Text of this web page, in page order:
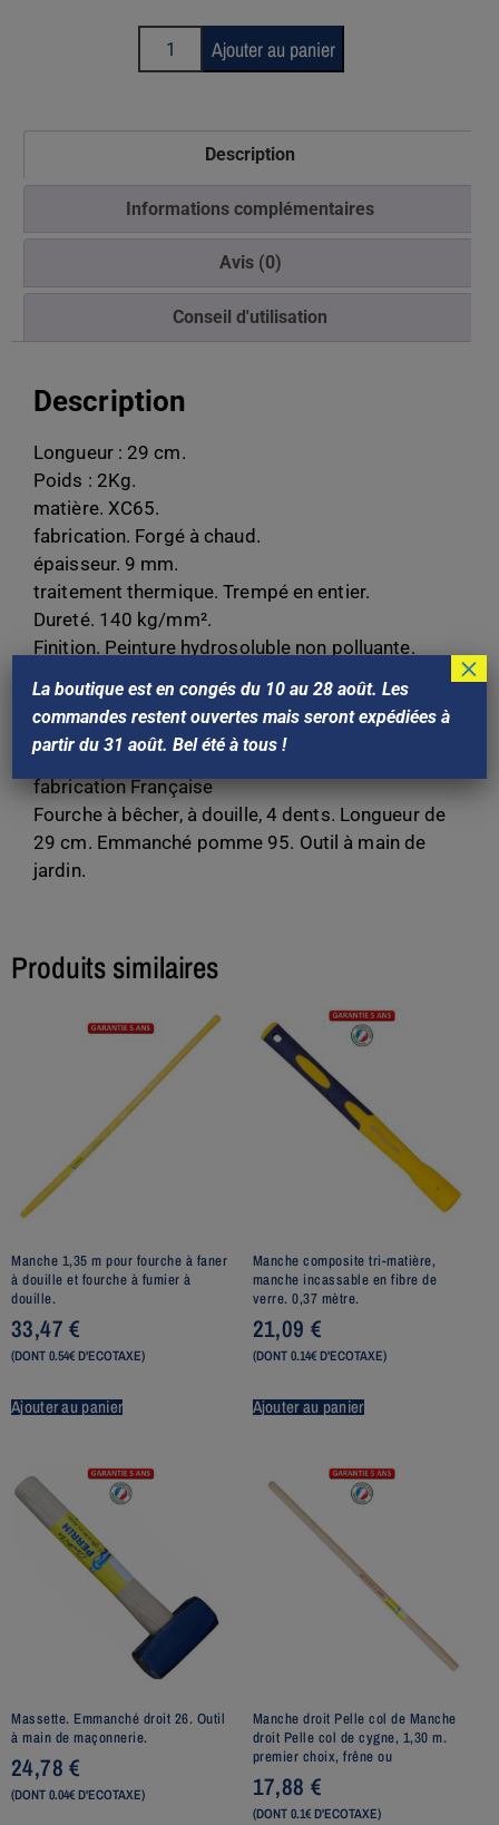
Ajouter au panier
Description
Informations complémentaires
Avis (0)
Conseil d'utilisation
Description
Longueur : 29 cm.
Poids : 2Kg.
matière. XC65.
fabrication. Forgé à chaud.
épaisseur. 9 mm.
traitement thermique. Trempé en entier.
Dureté. 140 kg/mm².
Finition. Peinture hydrosoluble non polluante.
Référence Perrin : 500509
Gencod: 3239045005092
Garantie 5 ans
fabrication Française
Fourche à bêcher, à douille, 4 dents. Longueur de
29 cm. Emmanché pomme 95. Outil à main de
jardin.
Produits similaires
Manche 1,35 m pour fourche à faner
à douille et fourche à fumier à
douille.
33,47€
(DONT 0.54€ D'ECOTAXE)
Ajouter au panier
Manche composite tri-matière,
manche incassable en fibre de
verre. 0,37 mètre.
21,09 €
(DONT 0.14€ D'ECOTAXE)
Ajouter au panier
Massette. Emmanché droit 26. Outil
à main de maçonnerie.
24,78€
(DONT 0.04€ D'ECOTAXE)
Manche droit Pelle col de Manche
droit Pelle col de cygne, 1,30 m.
premier choix, frêne ou
17,88 €
(DONT 0.1€ D'ECOTAXE)
La boutique est en congés du 10 au 28 août. Les
commandes restent ouvertes mais seront expédiées à
partir du 31 août. Bel été à tous !
×